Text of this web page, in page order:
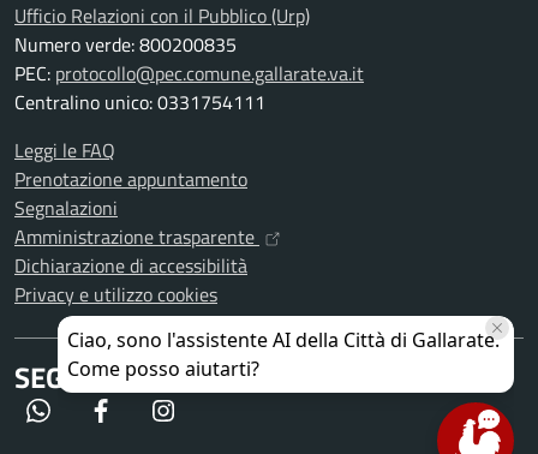
Ufficio Relazioni con il Pubblico (Urp)
Numero verde: 800200835
PEC: protocollo@pec.comune.gallarate.va.it
Centralino unico: 0331754111
Leggi le FAQ
Prenotazione appuntamento
Segnalazioni
Amministrazione trasparente
Dichiarazione di accessibilità
Privacy e utilizzo cookies
SEGUICI SU
WhatsApp Facebook